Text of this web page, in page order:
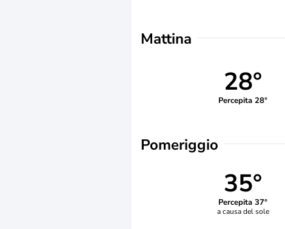
Mattina
28°
Percepita 28°
Pomeriggio
35°
Percepita 37°
a causa del sole